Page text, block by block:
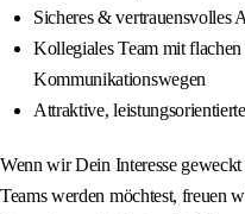
Sicheres & vertrauensvolles
Kollegiales Team mit
Kommunikationswegen
Attraktive,
Wenn wir Dein Interesse
Teams werden möchtest, freuen